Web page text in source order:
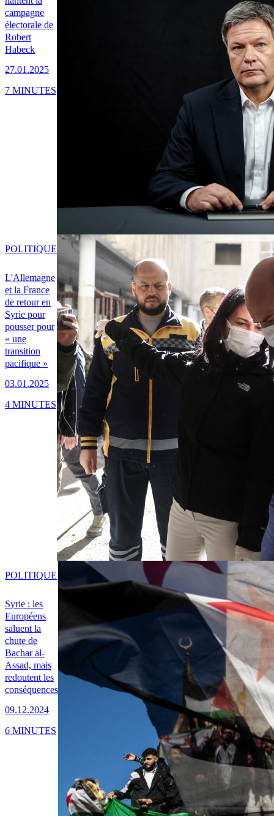
campagne
électorale de
Robert
Habeck
27.01.2025
7 MINUTES
L'Allemagne
et la France
de retour en
Syrie pour
pousser pour
« une
transition
pacifique »
03.01.2025
POLITIQUE
4 MINUTES
Syrie : les
Européens
saluent la
chute de
Bachar al-
Assad, mais
redoutent les
conséquences
09.12.2024
POLITIQUE
6 MINUTES